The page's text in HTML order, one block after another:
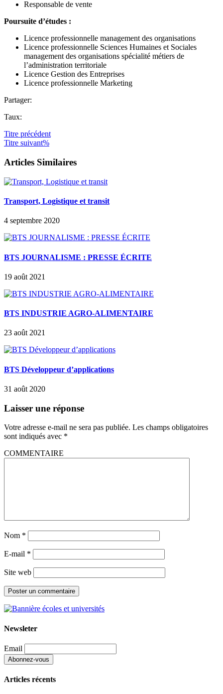
Responsable de vente
Poursuite d’études :
Licence professionnelle management des organisations
Licence professionnelle Sciences Humaines et Sociales
management des organisations spécialité métiers de
l’administration territoriale
Licence Gestion des Entreprises
Licence professionnelle Marketing
Partager:
Taux:
Titre précédent
Titre suivant%
Articles Similaires
Transport, Logistique et transit
4 septembre 2020
BTS JOURNALISME : PRESSE ÉCRITE
19 août 2021
BTS INDUSTRIE AGRO-ALIMENTAIRE
23 août 2021
BTS Développeur d’applications
31 août 2020
Laisser une réponse
Votre adresse e-mail ne sera pas publiée. Les champs obligatoires
sont indiqués avec *
COMMENTAIRE
Nom *
E-mail *
Site web
Newsleter
Email
Articles récents